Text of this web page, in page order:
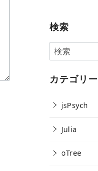
検索
カテゴリー
jsPsych
Julia
oTree